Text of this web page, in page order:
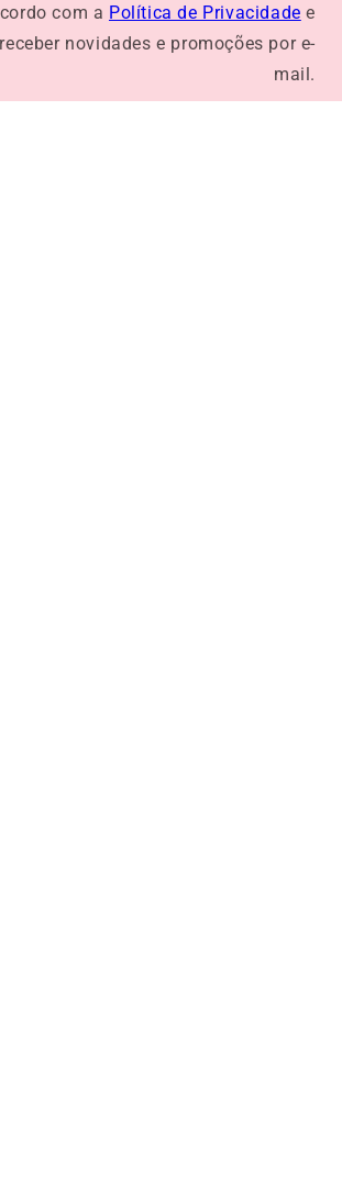
com a Política de Privacidade e
novidades e promoções por e-
mail.